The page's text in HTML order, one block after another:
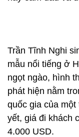
Trần Tĩnh Nghi
mẫu nổi tiếng ở
ngọt ngào, hình
phát hiện nằm
quốc gia của
yết, giá đi khách
4.000 USD.